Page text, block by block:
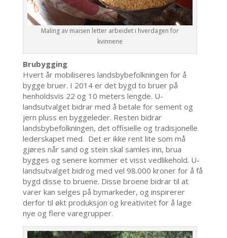
Maling av maisen letter arbeidet i hverdagen for
kvinnene
Brubygging
Hvert år mobiliseres landsbybefolkningen for å
bygge bruer. I 2014 er det bygd to bruer på
henholdsvis 22 og 10 meters lengde. U-
landsutvalget bidrar med å betale for sement og
jern pluss en byggeleder. Resten bidrar
landsbybefolkningen, det offisielle og tradisjonelle
lederskapet med. Det er ikke rent lite som må
gjøres når sand og stein skal samles inn, brua
bygges og senere kommer et visst vedlikehold. U-
landsutvalget bidrog med vel 98.000 kroner for å få
bygd disse to bruene. Disse broene bidrar til at
varer kan selges på bymarkeder, og inspirerer
derfor til økt produksjon og kreativitet for å lage
nye og flere varegrupper.